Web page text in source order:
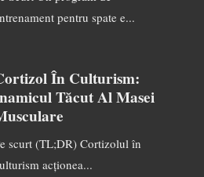
pentru spate e...
În Culturism:
Tăcut Al Masei
scurt (TL;DR) Cortizolul în
acționea...